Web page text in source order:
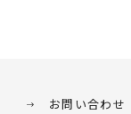
お問い合わせ